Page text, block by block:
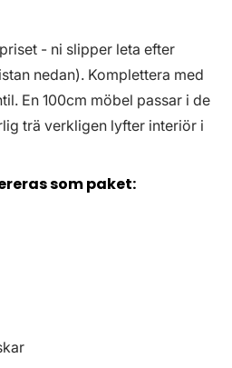
- ni slipper leta efter
nedan). Komplettera med
En 100cm möbel passar i de
trä verkligen lyfter interiör i
som paket: